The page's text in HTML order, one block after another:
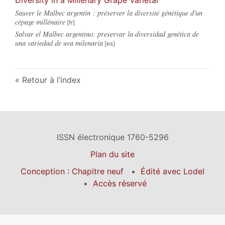
Sauver le Malbec argentin : préserver la diversité génétique d'un
cépage millénaire
Salvar el Malbec argentino: preservar la diversidad genética de
una variedad de uva milenaria
Retour à l’index
ISSN électronique 1760-5296
Plan du site
Conception : Chapitre neuf
Édité avec Lodel
Accès réservé